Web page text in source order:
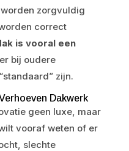
zorgvuldig
correct
is vooral een
bij oudere
zijn.
Dakwerk
geen luxe, maar
vooraf weten of er
slechte